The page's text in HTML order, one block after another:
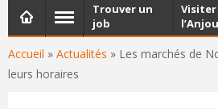
Accueil » Actualités » Les marchés de
leurs horaires
Trouver un
job
Visiter
l’Anjou